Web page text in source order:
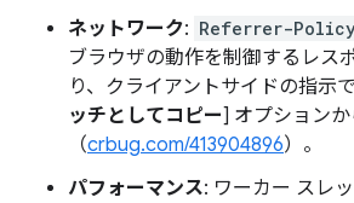
ネットワーク: Referrer-
ブラウザの動作を制御するレス
り、クライアントサイドの指示
ッチとしてコピー] オプション
（crbug.com/413904896）。
パフォーマンス: ワーカー スレ